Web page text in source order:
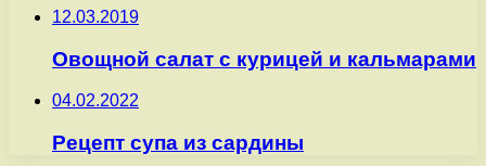
12.03.2019
Овощной салат с курицей и кальмарами
04.02.2022
Рецепт супа из сардины